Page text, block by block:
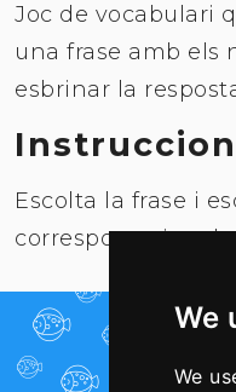
We
We
Joc de vocabulari
una frase amb els
esbrinar la
Escolta la frase i
correspongui amb